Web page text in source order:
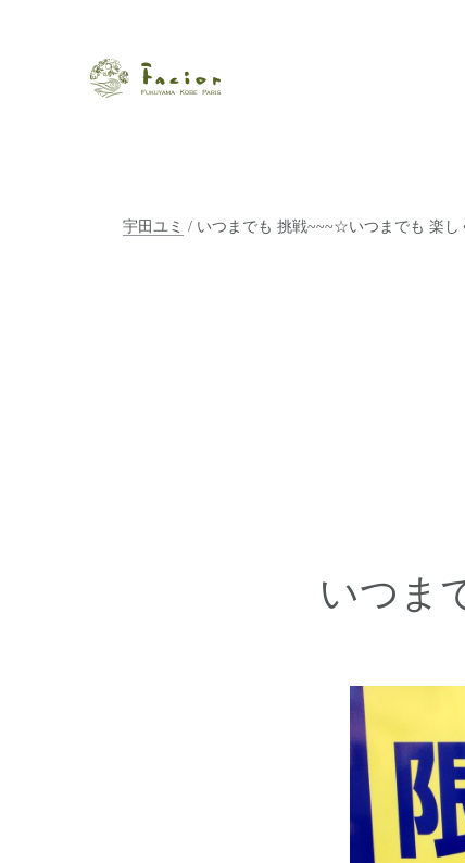
【福山・神戸・Paris】
瀬戸内から世界に展開するエステサロン「ファシオール
ポジティブライフを応援します。オーガニックコスメ・
宇田ユミ / いつまでも 挑戦~~~☆いつまでも 楽
いつま